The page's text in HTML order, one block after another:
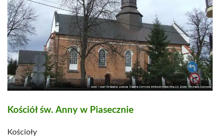
Kościół św. Anny w Piasecznie
Kościoły